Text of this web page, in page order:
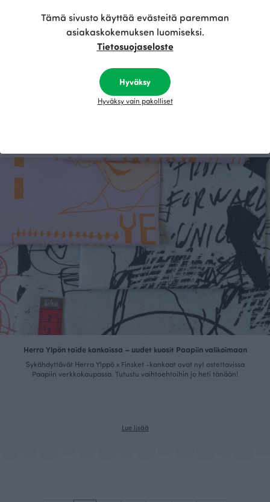
Opas puuvillakankaisiin - mitä niistä voi tehdä ja miten valita oikea
tyyppi?
loputtomasti mahdollisuuksia ompelijalle.
Herra Ylpön taide kankaissa – uudet kuosit Paapiin valikoimaan
Sykähdyttävät Herra Ylppö x Finsket -kankaat ovat nyt ostettavissa
Paapiin verkkokaupassa. Tutustu vaihtoehtoihin jo heti tänään!
Lue lisää
Tämä sivusto käyttää evästeitä paremman
asiakaskokemuksen luomiseksi.
Tietosuojaseloste
Hyväksy
Hyväksy vain pakolliset